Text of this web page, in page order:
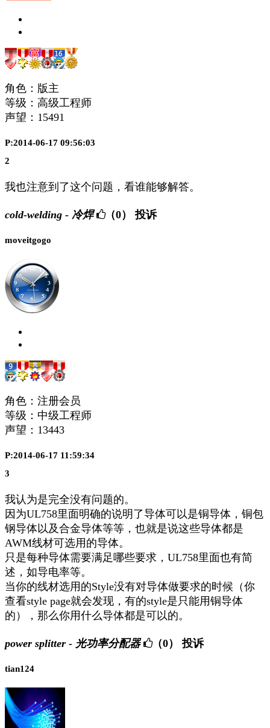
角色：版主
等级：高级工程师
声望： 15491
P:2014-06-17 09:56:03
2
我也注意到了这个问题，看谁能够解答。
cold-welding - 冷焊 （0） 投诉
moveitgogo
角色：注册会员
等级：中级工程师
声望： 13443
P:2014-06-17 11:59:34
3
我认为是完全没有问题的。
因为UL758里面明确的说明了导体可以是铜导体，铜包
钢导体以及合金导体等等，也就是说这些导体都是
AWM线材可选用的导体。
只是每种导体需要满足哪些要求，UL758里面也有简
述，如导电率等。
当你的线材选用的Style没有对导体做要求的时候（你
查看style page就会发现，有的style是只能用铜导体
的），那么你用什么导体都是可以的。
power splitter - 光功率分配器 （0） 投诉
tian124